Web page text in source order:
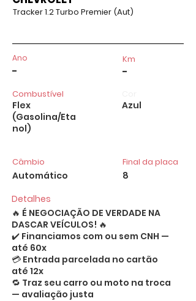
Tracker 1.2 Turbo Premier (Aut)
Ano
-
Combustível
Flex
(Gasolina/Eta
nol)
Câmbio
Automático
Km
-
Azul
Final da placa
8
Detalhes
🔥 É NEGOCIAÇÃO DE VERDADE NA
DASCAR VEÍCULOS! 🔥
✔️ Financiamos com ou sem CNH —
até 60x
💳 Entrada parcelada no cartão
até 12x
🔁 Traz seu carro ou moto na troca
— avaliação justa